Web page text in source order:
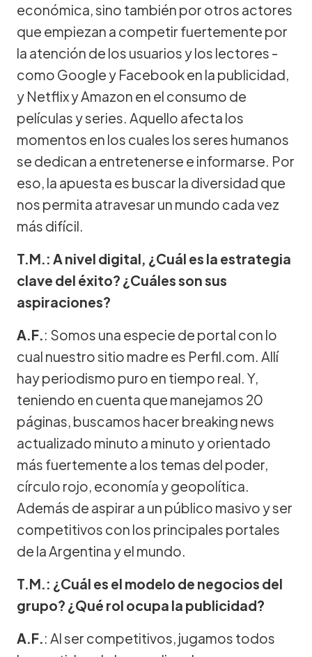
económica, sino también por otros actores
que empiezan a competir fuertemente por
la atención de los usuarios y los lectores -
como Google y Facebook en la publicidad,
y Netflix y Amazon en el consumo de
películas y series. Aquello afecta los
momentos en los cuales los seres humanos
se dedican a entretenerse e informarse. Por
eso, la apuesta es buscar la diversidad que
nos permita atravesar un mundo cada vez
más difícil.
T.M.: A nivel digital, ¿Cuál es la estrategia
clave del éxito? ¿Cuáles son sus
aspiraciones?
A.F.: Somos una especie de portal con lo
cual nuestro sitio madre es Perfil.com. Allí
hay periodismo puro en tiempo real. Y,
teniendo en cuenta que manejamos 20
páginas, buscamos hacer breaking news
actualizado minuto a minuto y orientado
más fuertemente a los temas del poder,
círculo rojo, economía y geopolítica.
Además de aspirar a un público masivo y ser
competitivos con los principales portales
de la Argentina y el mundo.
T.M.: ¿Cuál es el modelo de negocios del
grupo? ¿Qué rol ocupa la publicidad?
A.F.: Al ser competitivos, jugamos todos